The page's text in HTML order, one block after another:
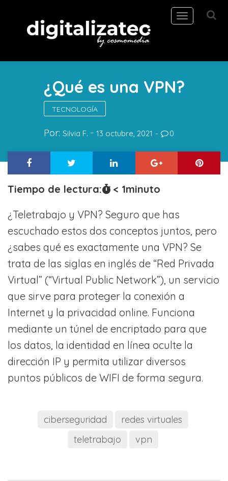
Toggle
navigation
¿Qué es una VPN?
TECNOLOGÍA
Por: Silvia F. 13 octubre, 2021 0
Tiempo de lectura: < 1minuto
¿Teletrabajo y VPN? Seguro que has
escuchado estos dos conceptos juntos, pero
¿sabes qué es exactamente una VPN? Se
trata de las siglas en inglés de “Red Privada
Virtual” (“Virtual Public Network”), un servicio
que sirve para proteger la conexión a
Internet y la privacidad online. Funciona
mediante un túnel de encriptado para que
los datos, la identidad en línea oculte la
dirección IP y permita utilizar diversos
puntos públicos de WIFI de forma segura.
ciberseguridad
redes virtuales
teletrabajo
vpn